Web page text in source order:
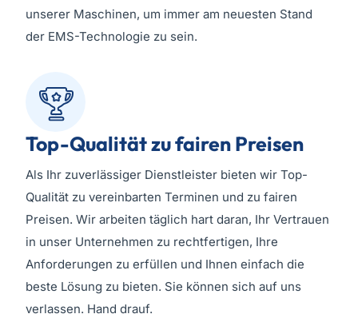
unserer Maschinen, um immer am neuesten Stand
der EMS-Technologie zu sein.
Top-Qualität zu fairen Preisen
Als Ihr zuverlässiger Dienstleister bieten wir Top-
Qualität zu vereinbarten Terminen und zu fairen
Preisen. Wir arbeiten täglich hart daran, Ihr Vertrauen
in unser Unternehmen zu rechtfertigen, Ihre
Anforderungen zu erfüllen und Ihnen einfach die
beste Lösung zu bieten. Sie können sich auf uns
verlassen. Hand drauf.